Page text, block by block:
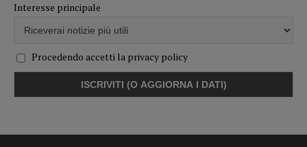
Interesse principale
Procedendo accetti la privacy policy